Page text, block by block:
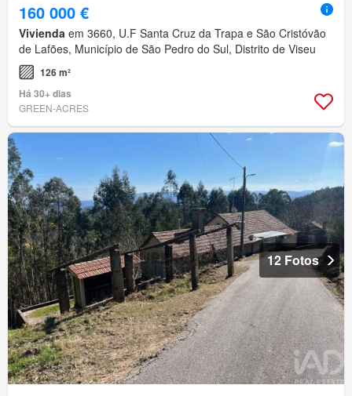
160 000 €
Vivienda em 3660, U.F Santa Cruz da Trapa e São Cristóvão
de Lafões, Município de São Pedro do Sul, Distrito de Viseu
126 m²
Há 30+ dias
GREEN-ACRES
12 Fotos